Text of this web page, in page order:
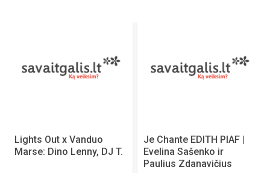
Lights Out x Vanduo
Marse: Dino Lenny, DJ T.
Je Chante EDITH PIAF |
Evelina Sašenko ir
Paulius Zdanavičius